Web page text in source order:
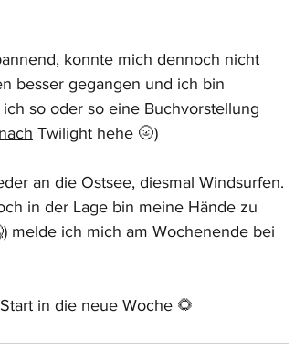
konnte mich dennoch nicht
besser gegangen und ich bin
so oder so eine Buchvorstellung
nach Twilight hehe 🌝)
an die Ostsee, diesmal Windsurfen.
in der Lage bin meine Hände zu
melde ich mich am Wochenende bei
in die neue Woche 🌻